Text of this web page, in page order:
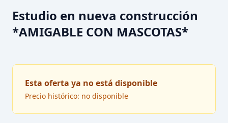
Estudio en nueva construcción
*AMIGABLE CON MASCOTAS*
Esta oferta ya no está disponible
Precio histórico: no disponible